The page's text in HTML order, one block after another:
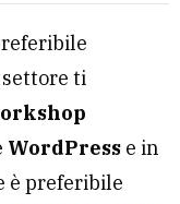
settore ti
WordPress e in
è preferibile